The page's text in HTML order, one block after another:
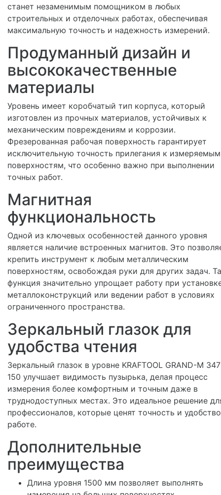
станет незаменимым помощником в любых
строительных и отделочных работах, обеспечивая
максимальную точность и надежность измерений.
Продуманный дизайн и
высококачественные
материалы
Уровень имеет коробчатый тип корпуса, который
изготовлен из прочных материалов, устойчивых к
механическим повреждениям и коррозии.
Фрезерованная рабочая поверхность гарантирует
исключительную точность прилегания к измеряемым
поверхностям, что особенно важно при выполнении
точных работ.
Магнитная
функциональность
Одной из ключевых особенностей данного уровня
является наличие встроенных магнитов. Это
крепить инструмент к любым металлическим
поверхностям, освобождая руки для других задач.
функция значительно упрощает работу при
металлоконструкций или ведении работ в условиях
ограниченного пространства.
Зеркальный глазок для
удобства чтения
Зеркальный глазок в уровне KRAFTOOL GRAND-M
150 улучшает видимость пузырька, делая процесс
измерения более комфортным и точным даже в
труднодоступных местах. Это идеальное решение
профессионалов, которые ценят точность и
работе.
Дополнительные
преимущества
Длина уровня 1500 мм позволяет выполнять